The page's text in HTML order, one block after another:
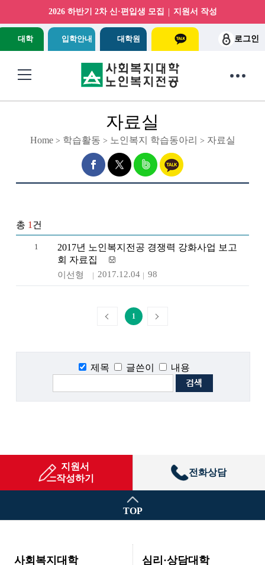
대학 입학안내 대학원
2026 하반기 2차 신·편입생 모집 | 지원서 작성
로그인
자료실
Home> 학습활동 > 노인복지 학습동아리 > 자료실
총 1 건
1
2017년 노인복지전공 경쟁력 강화사업 보고
회 자료집
이선형 2017.12.04 98
1
제목 글쓴이 내용
지원서
작성하기
전화상담
TOP
사회복지대학 심리·상담대학